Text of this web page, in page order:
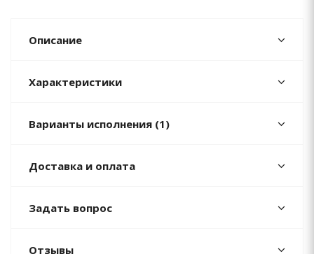
Описание
Характеристики
Варианты исполнения (1)
Доставка и оплата
Задать вопрос
Отзывы